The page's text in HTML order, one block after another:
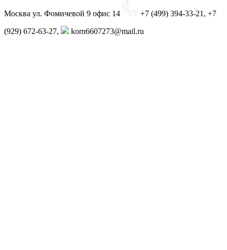
Москва ул. Фомичевой 9 офис 14 +7 (499) 394-33-21, +7
(929) 672-63-27, korn6607273@mail.ru